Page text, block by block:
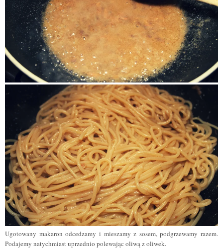
Ugotowany makaron odcedzamy i mieszamy z sosem, podgrzewamy razem.
Podajemy natychmiast uprzednio polewając oliwą z oliwek.